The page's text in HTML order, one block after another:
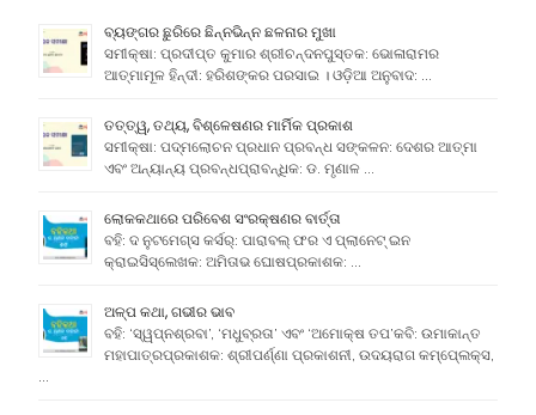
ବ୍ୟଙ୍ଗର ଛୁରିରେ ଛିନ୍ନଭିନ୍ନ ଛଳନାର ମୁଖା
ସମୀକ୍ଷା: ପ୍ରଦୀପ୍ତ କୁମାର ଶ୍ରୀଚନ୍ଦନପୁସ୍ତକ: ଭୋଳାରାମର
ଆତ୍ମାମୂଳ ହିନ୍ଦୀ: ହରିଶଙ୍କର ପରସାଇ । ଓଡ଼ିଆ ଅନୁବାଦ: …
ତତ୍ତ୍ୱ, ତଥ୍ୟ, ବିଶ୍ଳେଷଣର ମାର୍ମିକ ପ୍ରକାଶ
ସମୀକ୍ଷା: ପଦ୍ମଲୋଚନ ପ୍ରଧାନ ପ୍ରବନ୍ଧ ସଙ୍କଳନ: ଦେଶର ଆତ୍ମା
ଏବଂ ଅନ୍ୟାନ୍ୟ ପ୍ରବନ୍ଧପ୍ରାବନ୍ଧିକ: ଡ. ମୃଣାଳ …
ଲୋକକଥାରେ ପରିବେଶ ସଂରକ୍ଷଣର ବାର୍ତ୍ତା
ବହି: ଦ ନୁଟମେଗ୍ସ କର୍ସର୍: ପାରାବଲ୍ ଫର ଏ ପ୍ଲାନେଟ୍ ଇନ
କ୍ରାଇସିସ୍ଲେଖକ: ଅମିତାଭ ଘୋଷପ୍ରକାଶକ: …
ଅଳ୍ପ କଥା, ଗଭୀର ଭାବ
ବହି: ‘ସ୍ୱପ୍ନଶ୍ରବା’, ‘ମଧୁବ୍ରତା’ ଏବଂ ‘ଅମୋକ୍ଷ ତପ’କବି: ଉମାକାନ୍ତ
ମହାପାତ୍ରପ୍ରକାଶକ: ଶ୍ରୀପର୍ଣ୍ଣା ପ୍ରକାଶନୀ, ଉଦୟରାଗ କମ୍ପେ୍ଲକ୍ସ,
…